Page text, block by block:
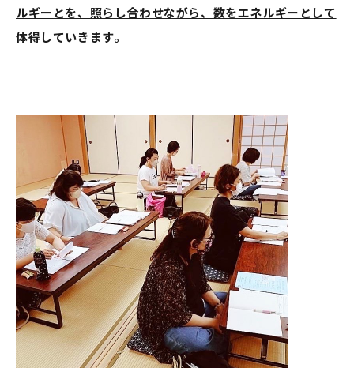
ルギーとを、照らし合わせながら、数をエネルギーとして
体得していきます。